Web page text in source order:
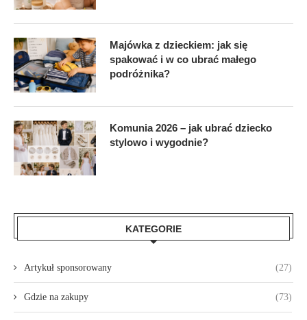
Majówka z dzieckiem: jak się
spakować i w co ubrać małego
podróżnika?
Komunia 2026 – jak ubrać dziecko
stylowo i wygodnie?
KATEGORIE
Artykuł sponsorowany (27)
Gdzie na zakupy (73)